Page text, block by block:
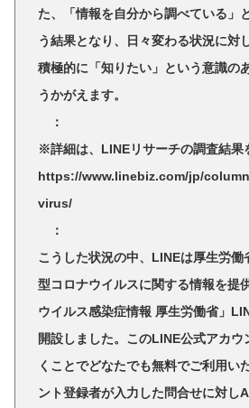
た、「情報を自分から調べている」
う結果となり、日々変わる状況に対
積極的に「知りたい」という意識の
うかがえます。
：
※詳細は、LINEリサーチの調査結果
https://www.linebiz.com/jp/
virus/
：
こうした状況の中、LINEは厚生労働
型コロナウイルスに関する情報を提
ウイルス感染症情報 厚生労働省」
開設しました。このLINE公式アカウ
くことでどなたでも無料でご利用い
ント登録者が入力した問合せに対し